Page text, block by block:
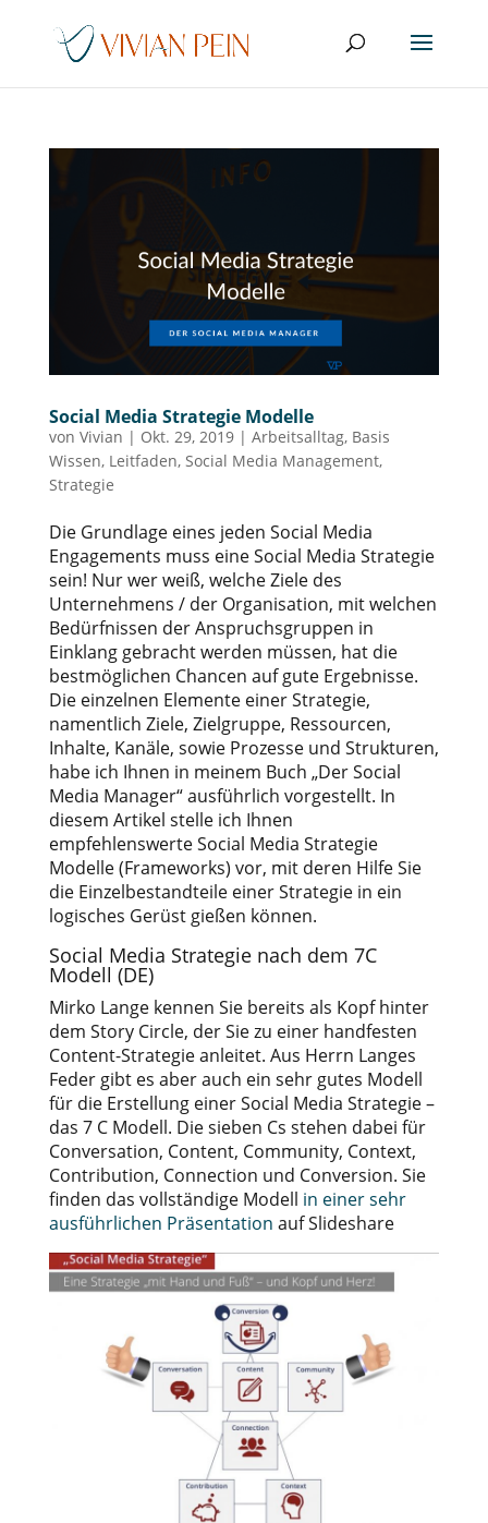
Social Media Strategie Modelle
von Vivian | Okt. 29, 2019| Arbeitsalltag, Basis
Wissen, Leitfaden, Social Media Management,
Strategie
Die Grundlage eines jeden Social Media
Engagements muss eine Social Media Strategie
sein! Nur wer weiß, welche Ziele des
Unternehmens / der Organisation, mit welchen
Bedürfnissen der Anspruchsgruppen in
Einklang gebracht werden müssen, hat die
bestmöglichen Chancen auf gute Ergebnisse.
Die einzelnen Elemente einer Strategie,
namentlich Ziele, Zielgruppe, Ressourcen,
Inhalte, Kanäle, sowie Prozesse und Strukturen,
habe ich Ihnen in meinem Buch „Der Social
Media Manager“ ausführlich vorgestellt. In
diesem Artikel stelle ich Ihnen
empfehlenswerte Social Media Strategie
Modelle (Frameworks) vor, mit deren Hilfe Sie
die Einzelbestandteile einer Strategie in ein
logisches Gerüst gießen können.
Social Media Strategie nach dem 7C
Modell (DE)
Mirko Lange kennen Sie bereits als Kopf hinter
dem Story Circle, der Sie zu einer handfesten
Content-Strategie anleitet. Aus Herrn Langes
Feder gibt es aber auch ein sehr gutes Modell
für die Erstellung einer Social Media Strategie –
das 7 C Modell. Die sieben Cs stehen dabei für
Conversation, Content, Community, Context,
Contribution, Connection und Conversion. Sie
finden das vollständige Modell in einer sehr
ausführlichen Präsentation auf Slideshare